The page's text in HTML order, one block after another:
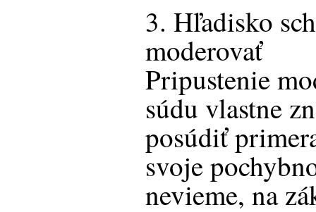
3. Hľadisko
moderovať
Pripustenie
súdu vlastne
posúdiť
svoje
nevieme, na